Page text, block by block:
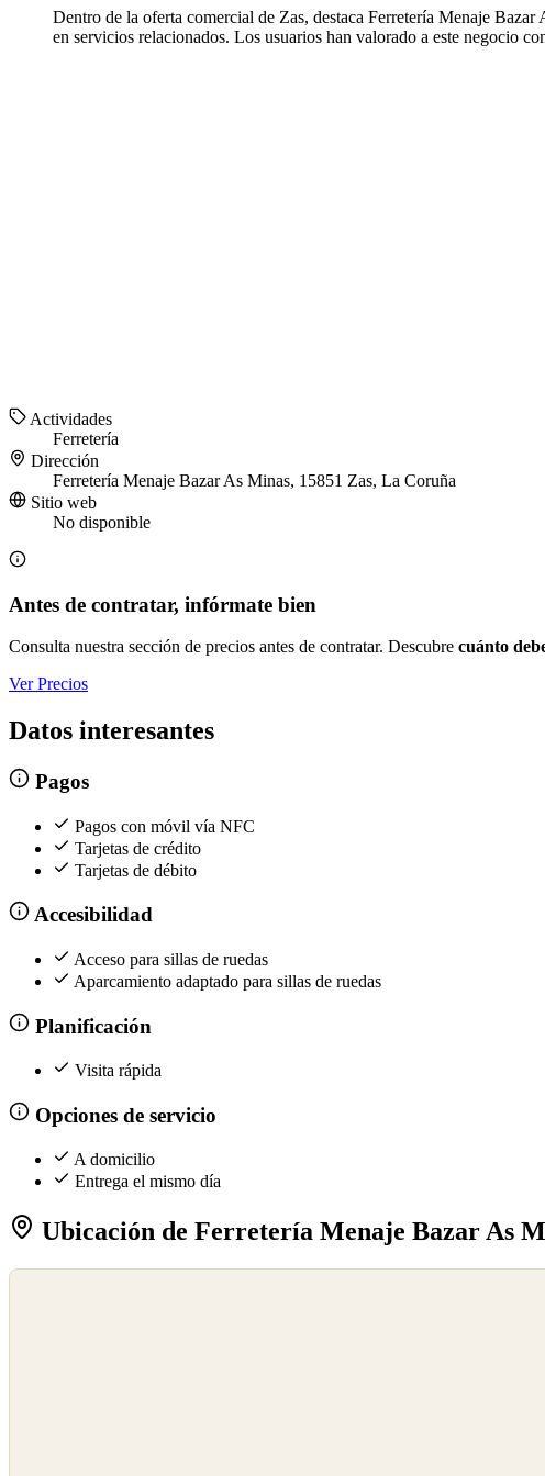
Dentro de la oferta comercial de Zas, destaca Ferretería Menaje
en servicios relacionados. Los usuarios han valorado a este negocio
Actividades
Ferretería
Dirección
Ferretería Menaje Bazar As Minas, 15851 Zas, La Coruña
Sitio web
No disponible
Antes de contratar, infórmate bien
Consulta nuestra sección de precios antes de contratar. Descubre cuánto
Ver Precios
Datos interesantes
Pagos
Pagos con móvil vía NFC
Tarjetas de crédito
Tarjetas de débito
Accesibilidad
Acceso para sillas de ruedas
Aparcamiento adaptado para sillas de ruedas
Planificación
Visita rápida
Opciones de servicio
A domicilio
Entrega el mismo día
Ubicación de Ferretería Menaje Bazar As